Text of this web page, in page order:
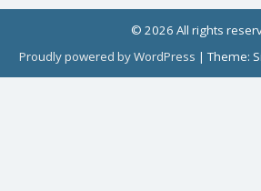
© 2026 All rights
Proudly powered by WordPress |Theme: